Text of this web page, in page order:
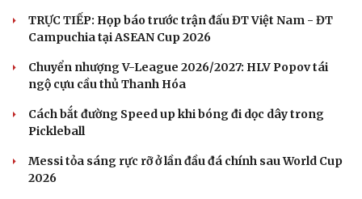
TRỰC TIẾP: Họp báo trước trận đấu ĐT Việt Nam - ĐT
Campuchia tại ASEAN Cup 2026
Chuyển nhượng V-League 2026/2027: HLV Popov tái
ngộ cựu cầu thủ Thanh Hóa
Cách bắt đường Speed up khi bóng đi dọc dây trong
Pickleball
Messi tỏa sáng rực rỡ ở lần đầu đá chính sau World Cup
2026